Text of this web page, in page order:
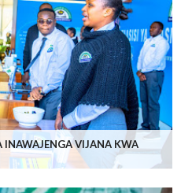
INAWAJENGA VIJANA KWA